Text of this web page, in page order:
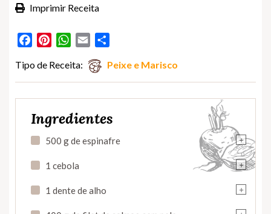
Imprimir Receita
FacebookPinterestWhatsApp
Email
Tipo de Receita: Peixe e Marisco
Ingredientes
+
500 g de espinafre
+
1 cebola
+
1 dente de alho